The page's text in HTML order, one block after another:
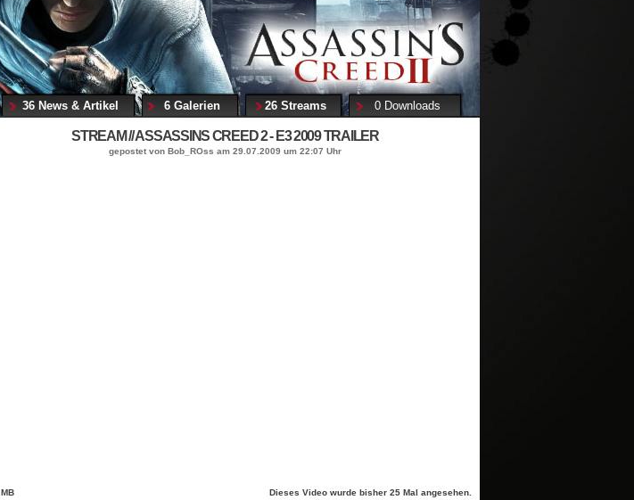
36 News & Artikel 6 Galerien 26 Streams 0 Downloads
STREAM // ASSASSINS CREED 2 - E3 2009 TRAILER
gepostet von Bob_ROss am 29.07.2009 um 22:07 Uhr
Dieses Video wurde bisher 25 Mal angesehen.